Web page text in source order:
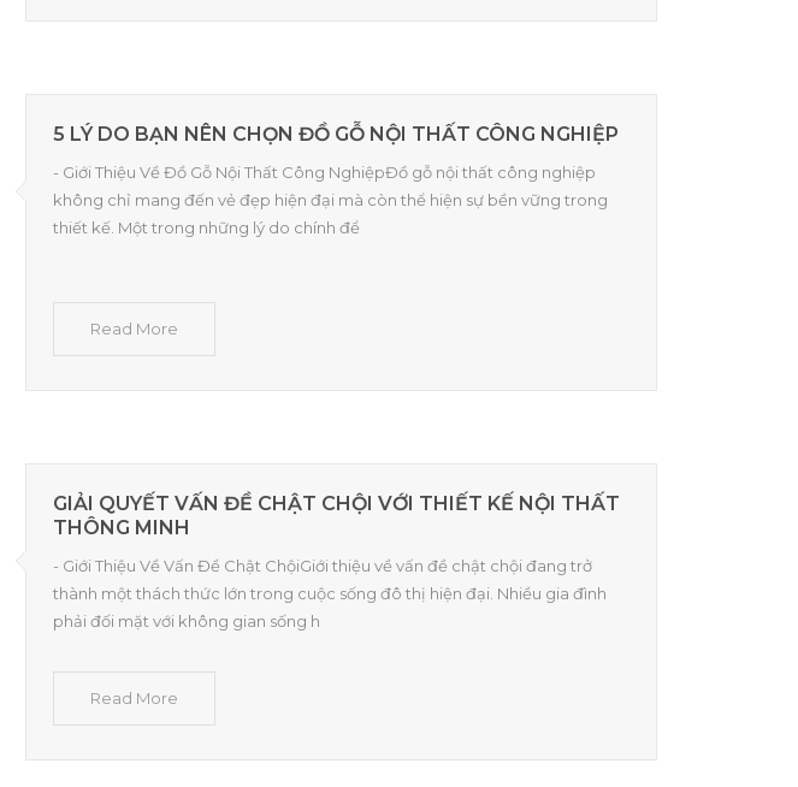
5 LÝ DO BẠN NÊN CHỌN ĐỒ GỖ NỘI THẤT CÔNG NGHIỆP
- Giới Thiệu Về Đồ Gỗ Nội Thất Công NghiệpĐồ gỗ nội thất công nghiệp
không chỉ mang đến vẻ đẹp hiện đại mà còn thể hiện sự bền vững trong
thiết kế. Một trong những lý do chính để
Read More
GIẢI QUYẾT VẤN ĐỀ CHẬT CHỘI VỚI THIẾT KẾ NỘI THẤT
THÔNG MINH
- Giới Thiệu Về Vấn Đề Chật ChộiGiới thiệu về vấn đề chật chội đang trở
thành một thách thức lớn trong cuộc sống đô thị hiện đại. Nhiều gia đình
phải đối mặt với không gian sống h
Read More